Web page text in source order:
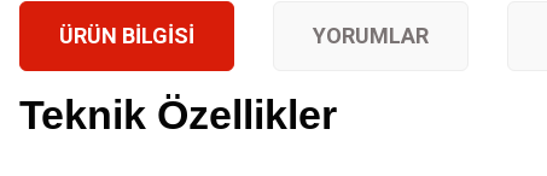
ÜRÜN BILGISI YORUMLAR
Teknik Özellikler